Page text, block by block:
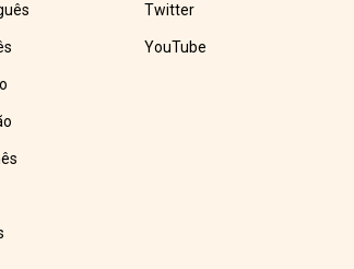
Twitter
YouTube